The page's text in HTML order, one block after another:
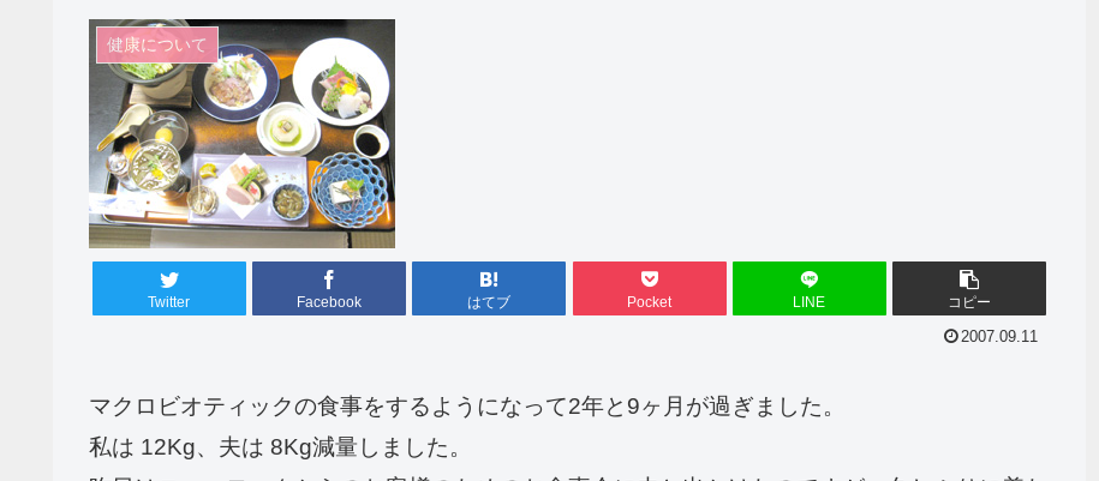
健康について
Twitter Facebook はてブ Pocket LINE コピー
2007.09.11
マクロビオティックの食事をするようになって2年と9ヶ月が過ぎました。
私は 12Kg、夫は 8Kg減量しました。